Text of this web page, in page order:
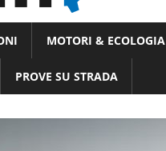
e
motori
MOTORI & ECOLOGIA
PROVE SU STRADA